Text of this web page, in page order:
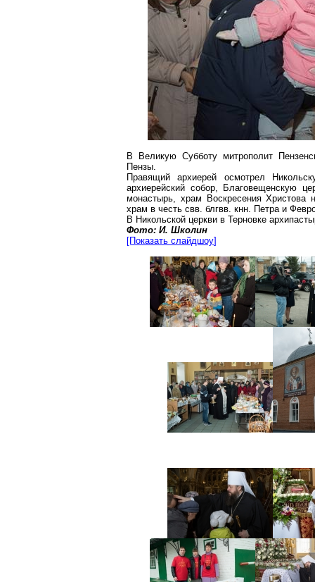
В Великую Субботу митрополит
Пензы.
Правящий архиерей осмотрел
архиерейский собор, Благовещенскую
монастырь, храм Воскресения Христова
храм в честь свв. блгвв. кнн. Петра и
В Никольской церкви в Терновке
Фото: И. Школин
[Показать слайдшоу]